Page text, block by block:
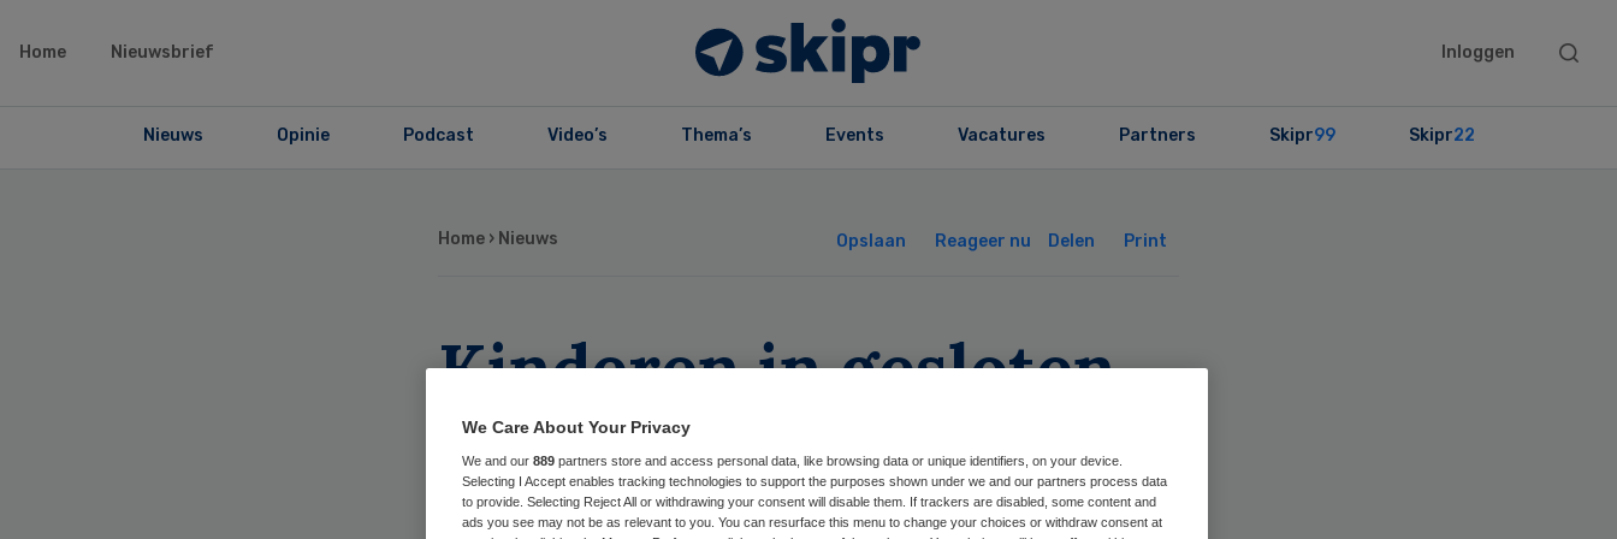
Home Nieuwsbrief Inloggen
Search
Nieuws Opinie Podcast Video’s Thema’s Events Vacatures Partners Skipr99 Skipr22
Home › Nieuws Opslaan Reageer nu Delen Print
Kinderen in gesloten
jeugdzorg te vaak
opgesloten
We Care About Your Privacy
We and our 889 partners store and access personal data, like browsing data or unique identifiers, on your device.
Selecting I Accept enables tracking technologies to support the purposes shown under we and our partners process data
to provide. Selecting Reject All or withdrawing your consent will disable them. If trackers are disabled, some content and
ads you see may not be as relevant to you. You can resurface this menu to change your choices or withdraw consent at